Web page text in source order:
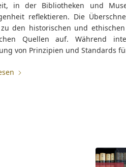
in der Bibliotheken und
reflektieren. Die
den historischen und
Quellen auf. Während
von Prinzipien und Standards